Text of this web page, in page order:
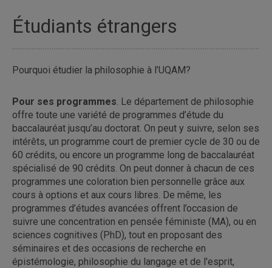
Étudiants étrangers
Pourquoi étudier la philosophie à l’UQAM?
Pour ses programmes. Le département de philosophie
offre toute une variété de programmes d’étude du
baccalauréat jusqu’au doctorat. On peut y suivre, selon ses
intérêts, un programme court de premier cycle de 30 ou de
60 crédits, ou encore un programme long de baccalauréat
spécialisé de 90 crédits. On peut donner à chacun de ces
programmes une coloration bien personnelle grâce aux
cours à options et aux cours libres. De même, les
programmes d’études avancées offrent l’occasion de
suivre une concentration en pensée féministe (MA), ou en
sciences cognitives (PhD), tout en proposant des
séminaires et des occasions de recherche en
épistémologie, philosophie du langage et de l'esprit,